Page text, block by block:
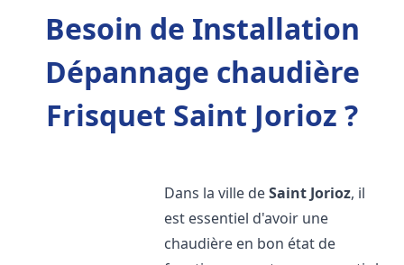
Besoin de Installation
Dépannage chaudière
Frisquet Saint Jorioz ?
Dans la ville deSaint Jorioz, il
est essentiel d'avoir une
chaudière en bon état de